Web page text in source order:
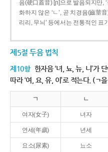
음(硬口蓋音) [ɲ]으로 발음되지만,
화하지 않은 ‘ㄴ’, 곧 치경음(齒莖
리리, 무늬’ 등에서는 전통적인 표
제5절 두음 법칙
제10항 한자음 ‘녀, 뇨, 뉴, 니’가
따라 ‘여, 요, 유, 이’로 적는다. (ㄱ
ㄱ ㄴ
여자(女子) 녀자
연세(年歲) 년세
요소(尿素) 뇨소